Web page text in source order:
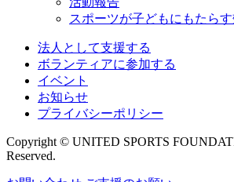
スポーツが子どもにもたら
法人として支援する
ボランティアに参加する
イベント
お知らせ
プライバシーポリシー
Copyright © UNITED SPORTS
Reserved.